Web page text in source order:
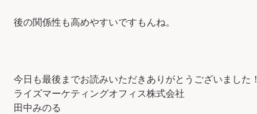
後の関係性も高めやすいですもんね。
今日も最後までお読みいただきありがとうございました！
ライズマーケティングオフィス株式会社
田中みのる